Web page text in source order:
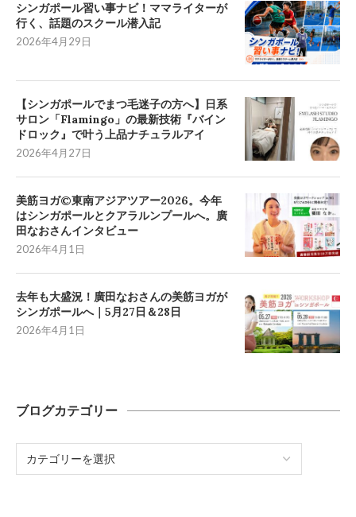
シンガポール習い事ナビ！ママライターが
行く、話題のスクール潜入記
2026年4月29日
【シンガポールでまつ毛迷子の方へ】日系
サロン「Flamingo」の最新技術『バイン
ドロック』で叶う上品ナチュラルアイ
2026年4月27日
美筋ヨガ©東南アジアツアー2026。今年
はシンガポールとクアラルンプールへ。廣
田なおさんインタビュー
2026年4月1日
去年も大盛況！廣田なおさんの美筋ヨガが
シンガポールへ｜5月27日＆28日
2026年4月1日
ブログカテゴリー